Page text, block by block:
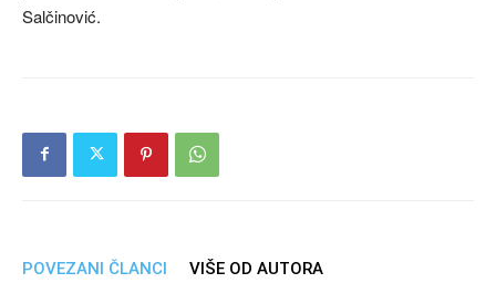
Salčinović.
POVEZANI ČLANCI VIŠE OD AUTORA